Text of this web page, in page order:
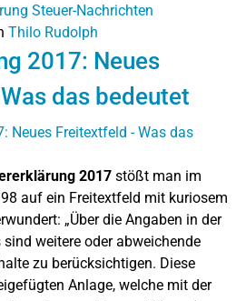
Steuer-Nachrichten
Thilo Rudolph
2017: Neues
das bedeutet
2017 stößt man im
auf ein Freitextfeld mit kuriosem
„Über die Angaben in der
weitere oder abweichende
zu berücksichtigen. Diese
Anlage, welche mit der